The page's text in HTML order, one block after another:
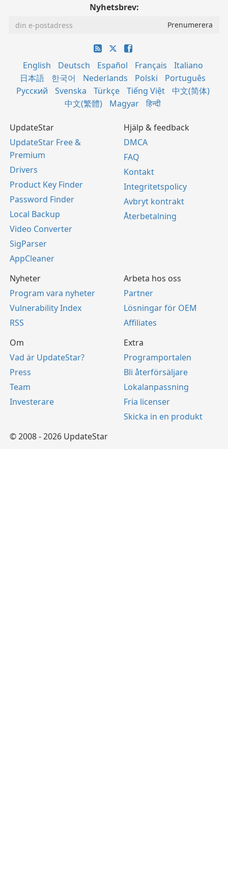
Nyhetsbrev:
English Deutsch Español Français
Italiano
日本語
한국어 Nederlands Polski
Português
Русский
Svenska Türkçe Tiếng Việt
中文(简体)
中文(繁體)
Magyar हिन्दी
UpdateStar
UpdateStar Free &
Premium
Drivers
Product Key Finder
Password Finder
Local Backup
Video Converter
SigParser
AppCleaner
Hjälp & feedback
DMCA
FAQ
Kontakt
Integritetspolicy
Avbryt kontrakt
Återbetalning
Nyheter
Program vara nyheter
Vulnerability Index
RSS
Arbeta hos oss
Partner
Lösningar för OEM
Affiliates
Om
Vad är UpdateStar?
Press
Team
Investerare
Extra
Programportalen
Bli återförsäljare
Lokalanpassning
Fria licenser
Skicka in en produkt
© 2008 - 2026 UpdateStar